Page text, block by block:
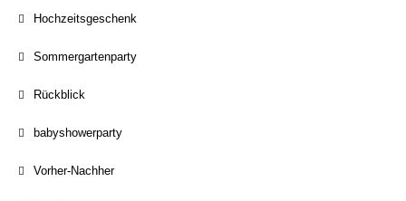
Hochzeitsgeschenk
Sommergartenparty
Rückblick
babyshowerparty
Vorher-Nachher